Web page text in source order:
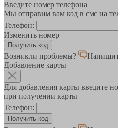
Введите номер телефона
Мы отправим вам код в смс на
Телефон:
Изменить номер
Возникли проблемы?
Добавление карты
Для добавления карты введите
при получении карты
Телефон: